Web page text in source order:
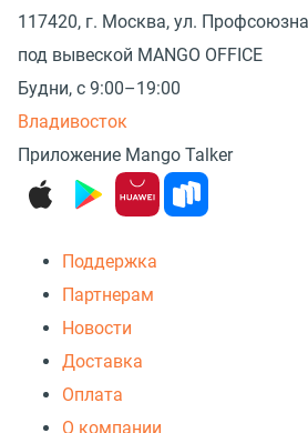
117420, г. Москва, ул.
под вывеской MANGO OFFICE
Будни, с 9:00–19:00
Владивосток
Приложение Mango Talker
Поддержка
Партнерам
Новости
Доставка
Оплата
О компании